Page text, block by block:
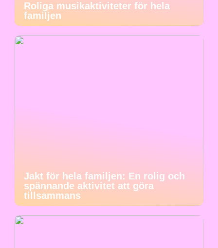
Roliga musikaktiviteter för hela
familjen
Jakt för hela familjen: En rolig och
spännande aktivitet att göra
tillsammans